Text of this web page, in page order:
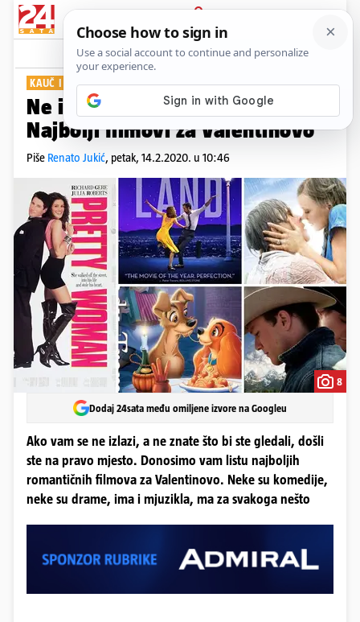
PRIJAVA
Show Komentari
KAUČ I TELEVIZIJA
Ne izlazi vam se? Nema veze:
Najbolji filmovi za Valentinovo
Piše Renato Jukić, petak, 14.2.2020. u 10:46
8
Dodaj 24sata među omiljene izvore na Googleu
Ako vam se ne izlazi, a ne znate što bi ste gledali, došli
ste na pravo mjesto. Donosimo vam listu najboljih
romantičnih filmova za Valentinovo. Neke su komedije,
neke su drame, ima i mjuzikla, ma za svakoga nešto